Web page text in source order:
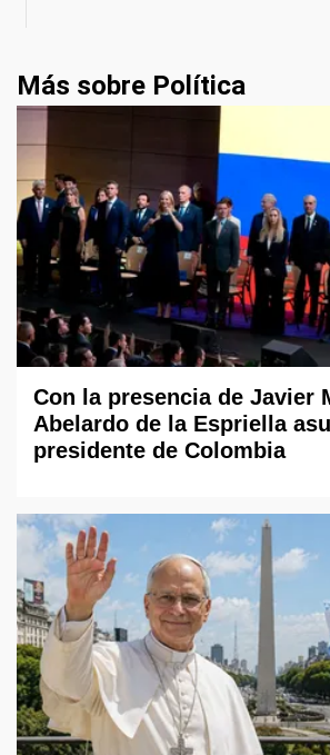
Más sobre Política
Con la presencia de Javier
Abelardo de la Espriella
presidente de Colombia